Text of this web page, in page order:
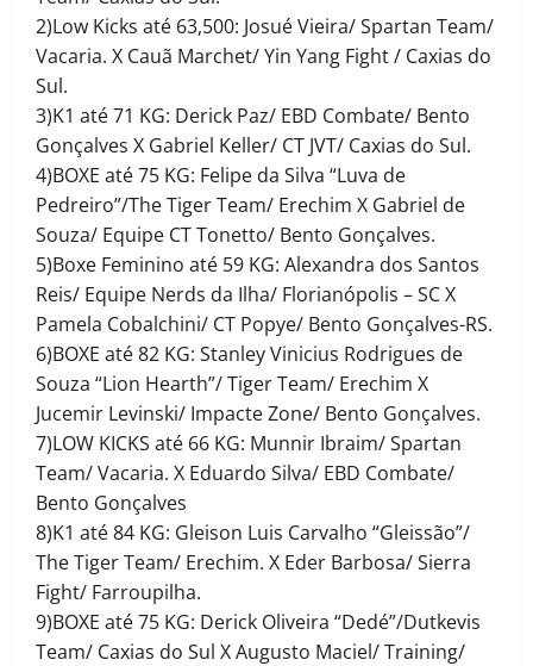
2)Low Kicks até 63,500: Josué Vieira/ Spartan Team/
Vacaria. X Cauã Marchet/ Yin Yang Fight / Caxias do
Sul.
3)K1 até 71 KG: Derick Paz/ EBD Combate/ Bento
Gonçalves X Gabriel Keller/ CT JVT/ Caxias do Sul.
4)BOXE até 75 KG: Felipe da Silva “Luva de
Pedreiro”/The Tiger Team/ Erechim X Gabriel de
Souza/ Equipe CT Tonetto/ Bento Gonçalves.
5)Boxe Feminino até 59 KG: Alexandra dos Santos
Reis/ Equipe Nerds da Ilha/ Florianópolis – SC X
Pamela Cobalchini/ CT Popye/ Bento Gonçalves-RS.
6)BOXE até 82 KG: Stanley Vinicius Rodrigues de
Souza “Lion Hearth”/ Tiger Team/ Erechim X
Jucemir Levinski/ Impacte Zone/ Bento Gonçalves.
7)LOW KICKS até 66 KG: Munnir Ibraim/ Spartan
Team/ Vacaria. X Eduardo Silva/ EBD Combate/
Bento Gonçalves
8)K1 até 84 KG: Gleison Luis Carvalho “Gleissão”/
The Tiger Team/ Erechim. X Eder Barbosa/ Sierra
Fight/ Farroupilha.
9)BOXE até 75 KG: Derick Oliveira “Dedé”/Dutkevis
Team/ Caxias do Sul X Augusto Maciel/ Training/